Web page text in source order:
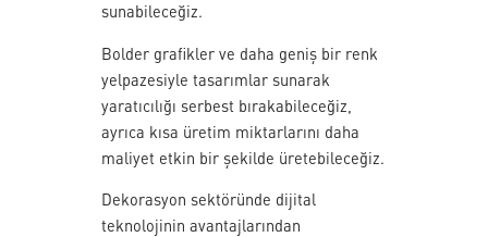
sunabileceğiz.
Bolder grafikler ve daha geniş bir renk
yelpazesiyle tasarımlar sunarak
yaratıcılığı serbest bırakabileceğiz,
ayrıca kısa üretim miktarlarını daha
maliyet etkin bir şekilde üretebileceğiz.
Dekorasyon sektöründe dijital
teknolojinin avantajlarından